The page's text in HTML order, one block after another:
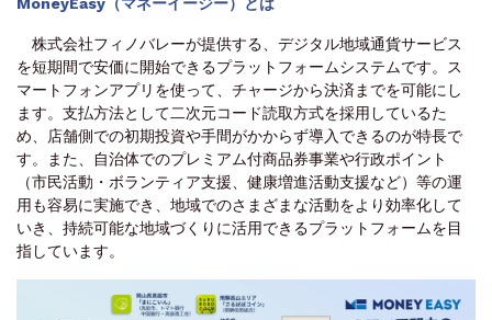
株式会社フィノバレーが提供する、デジタル地域通貨サービス
を短期間で安価に開始できるプラットフォームシステムです。ス
マートフォンアプリを使って、チャージから決済までを可能にし
ます。支払方法として二次元コード読取方式を採用しているた
め、店舗側での初期投資や手間がかからず導入できるのが特長で
す。また、自治体でのプレミアム付商品券事業や行政ポイント
（市民活動・ボランティア支援、健康増進活動支援など）等の運
用も容易に実施でき、地域でのさまざまな活動をより効率化して
いき、持続可能な地域づくりに活用できるプラットフォームを目
指しています。